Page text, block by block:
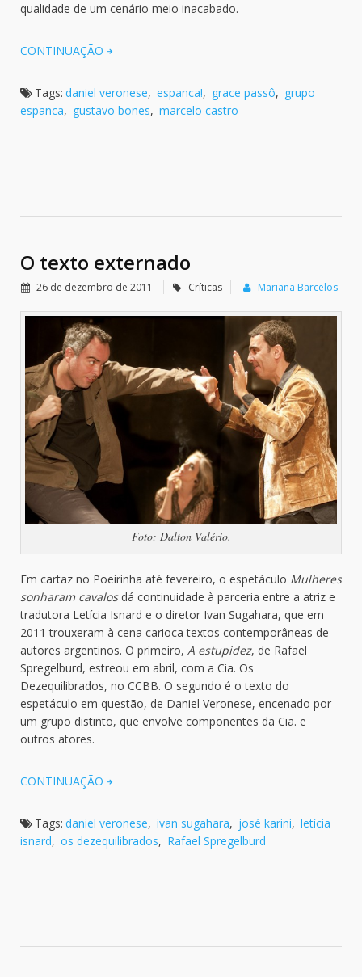
qualidade de um cenário meio inacabado.
CONTINUAÇÃO
Tags: daniel veronese, espanca!, grace passô, grupo
espanca, gustavo bones, marcelo castro
O texto externado
26 de dezembro de 2011 Críticas Mariana Barcelos
Foto: Dalton Valério.
Em cartaz no Poeirinha até fevereiro, o espetáculo Mulheres
sonharam cavalosdá continuidade à parceria entre a atriz e
tradutora Letícia Isnard e o diretor Ivan Sugahara, que em
2011 trouxeram à cena carioca textos contemporâneas de
autores argentinos. O primeiro, A estupidez, de Rafael
Spregelburd, estreou em abril, com a Cia. Os
Dezequilibrados, no CCBB. O segundo é o texto do
espetáculo em questão, de Daniel Veronese, encenado por
um grupo distinto, que envolve componentes da Cia. e
outros atores.
CONTINUAÇÃO
Tags: daniel veronese, ivan sugahara, josé karini, letícia
isnard, os dezequilibrados, Rafael Spregelburd